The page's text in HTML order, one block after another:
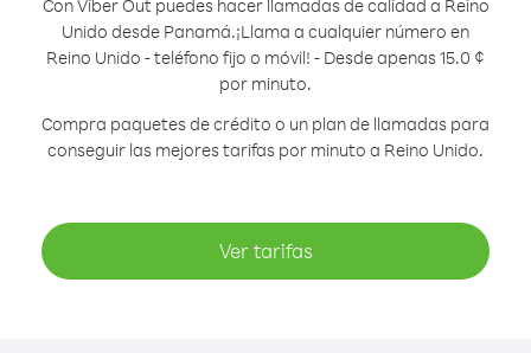
Con Viber Out puedes hacer llamadas de calidad a Reino
Unido desde Panamá.¡Llama a cualquier número en
Reino Unido - teléfono fijo o móvil! - Desde apenas 15.0 ¢
por minuto.
Compra paquetes de crédito o un plan de llamadas para
conseguir las mejores tarifas por minuto a Reino Unido.
Ver tarifas